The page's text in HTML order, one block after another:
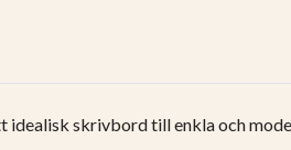
skrivbord till enkla och